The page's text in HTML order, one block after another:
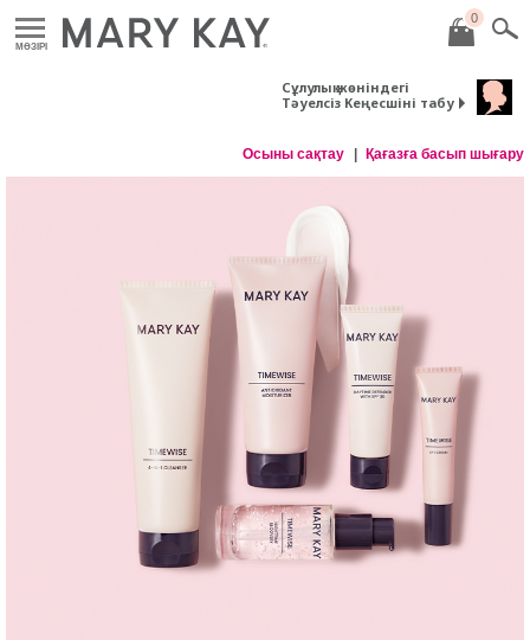
MӘЗІРІ
0
Сұлулық жөніндегі
Тәуелсіз Кеңесшіні табу
Осыны сақтау Қағазға басып шығару